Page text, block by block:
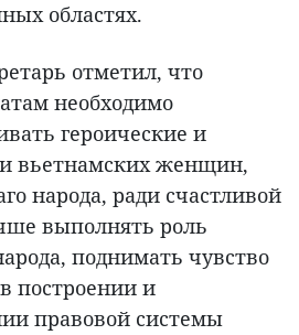
областях.
отметил, что
необходимо
героические и
вьетнамских женщин,
народа, ради счастливой
выполнять роль
поднимать чувство
построении и
правовой системы